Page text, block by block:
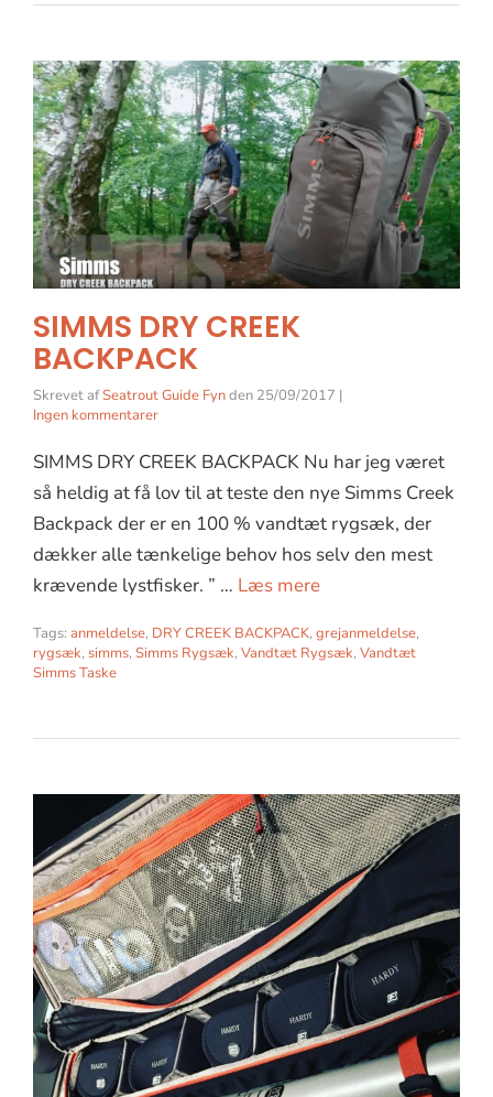
SIMMS DRY CREEK
BACKPACK
Skrevet afSeatrout Guide Fynden 25/09/2017 |
Ingen kommentarer
SIMMS DRY CREEK BACKPACK Nu har jeg været
så heldig at få lov til at teste den nye Simms Creek
Backpack der er en 100 % vandtæt rygsæk, der
dækker alle tænkelige behov hos selv den mest
krævende lystfisker. ” … Læs mere
Tags: anmeldelse, DRY CREEK BACKPACK, grejanmeldelse,
rygsæk, simms, Simms Rygsæk, Vandtæt Rygsæk, Vandtæt
Simms Taske